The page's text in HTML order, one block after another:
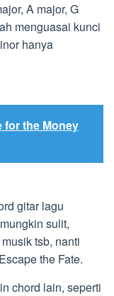
A major, G
menguasai kunci
hanya
for the Money
gitar lagu
sulit,
tsb, nanti
the Fate.
chord lain, seperti